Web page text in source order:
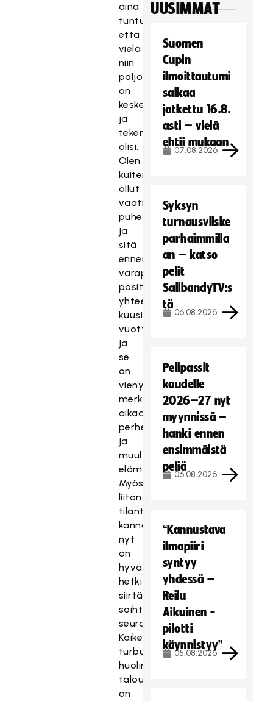
aina
tuntuu
että
vielä
niin
paljon
on
kesken
ja
tekemistä
olisi.
Olen
kuitenkin
ollut
vaativissa
puheenjohtajan
ja
sitä
ennen
varapuheenjohtajan
positioissa
yhteensä
kuusi
vuotta,
ja
se
on
vienyt
merkittävästi
aikaa
perheeltä
ja
muulta
elämältä.
Myös
liiton
tilanteen
kannalta
nyt
on
hyvä
hetki
siirtää
soihtu
seuraavalle.
Kaikesta
turbulenssista
huolimatta
talous
on
UUSIMMAT
Suomen
Cupin
ilmoittautumi
saikaa
jatkettu 16.8.
asti – vielä
ehtii mukaan
07.08.2026
Syksyn
turnausvilske
parhaimmilla
an – katso
pelit
SalibandyTV:s
tä
06.08.2026
Pelipassit
kaudelle
2026–27 nyt
myynnissä –
hanki ennen
ensimmäistä
peliä
06.08.2026
“Kannustava
ilmapiiri
syntyy
yhdessä –
Reilu
Aikuinen -
pilotti
käynnistyy”
05.08.2026